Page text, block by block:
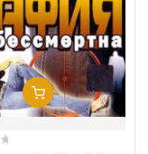
In Den Warenkorb